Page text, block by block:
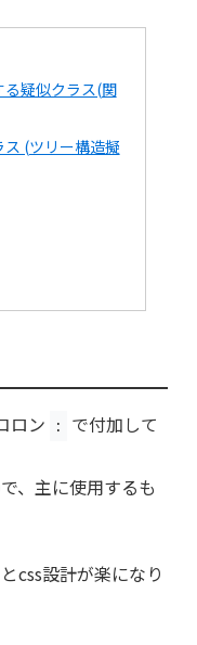
疑似クラス(関
(ツリー構造擬
ロン :
で付加して
、主に使用するも
css設計が楽になり